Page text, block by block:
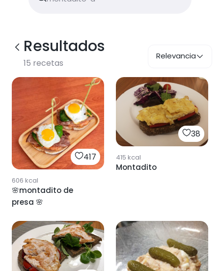
Resultados
15 recetas
Relevancia
417
606 kcal
🌸montadito de
presa 🌸
38
415 kcal
Montadito